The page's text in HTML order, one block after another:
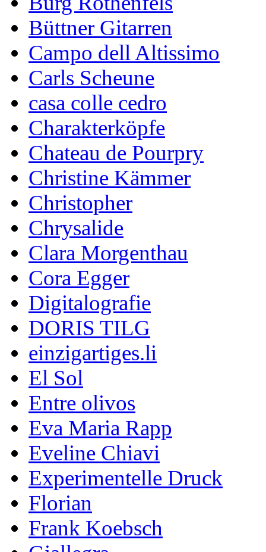
Büttner Gitarren
Campo dell Altissimo
Carls Scheune
casa colle cedro
Charakterköpfe
Chateau de Pourpry
Christine Kämmer
Christopher
Chrysalide
Clara Morgenthau
Cora Egger
Digitalografie
DORIS TILG
einzigartiges.li
El Sol
Entre olivos
Eva Maria Rapp
Eveline Chiavi
Experimentelle Druck
Florian
Frank Koebsch